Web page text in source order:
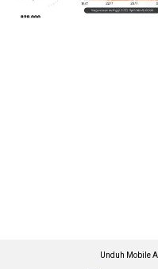
Unduh Mobile